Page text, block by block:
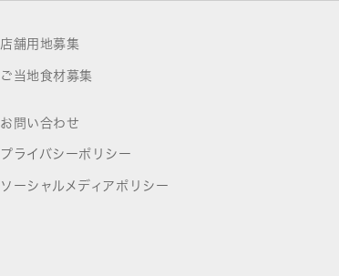
店舗用地募集
ご当地食材募集
お問い合わせ
プライバシーポリシー
ソーシャルメディアポリシー